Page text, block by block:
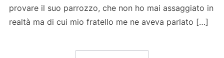
provare il suo parrozzo, che non ho mai assaggiato in
realtà ma di cui mio fratello me ne aveva parlato […]